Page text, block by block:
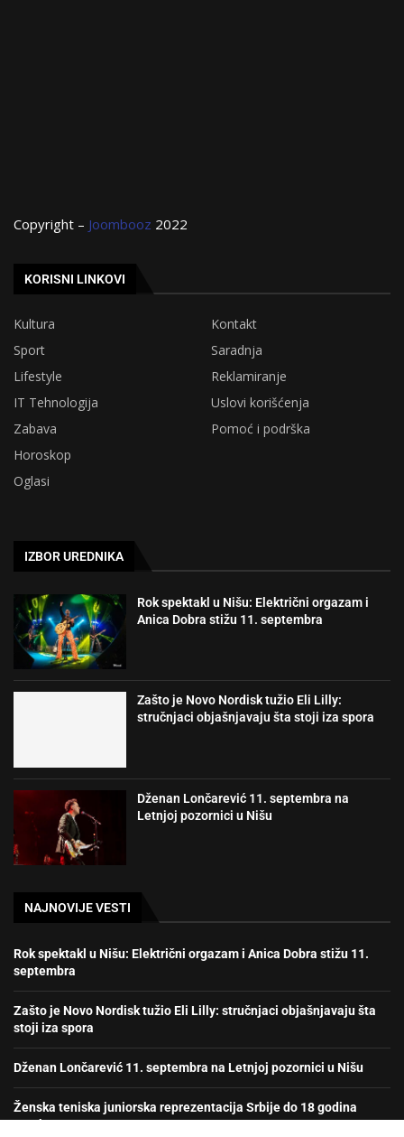
Copyright – Joombooz 2022
KORISNI LINKOVI
Kultura
Kontakt
Sport
Saradnja
Lifestyle
Reklamiranje
IT Tehnologija
Uslovi korišćenja
Zabava
Pomoć i podrška
Horoskop
Oglasi
IZBOR UREDNIKA
Rok spektakl u Nišu: Električni orgazam i
Anica Dobra stižu 11. septembra
Zašto je Novo Nordisk tužio Eli Lilly:
stručnjaci objašnjavaju šta stoji iza spora
Dženan Lončarević 11. septembra na
Letnjoj pozornici u Nišu
NAJNOVIJE VESTI
Rok spektakl u Nišu: Električni orgazam i Anica Dobra stižu 11.
septembra
Zašto je Novo Nordisk tužio Eli Lilly: stručnjaci objašnjavaju šta
stoji iza spora
Dženan Lončarević 11. septembra na Letnjoj pozornici u Nišu
Ženska teniska juniorska reprezentacija Srbije do 18 godina
prvak Evrope!